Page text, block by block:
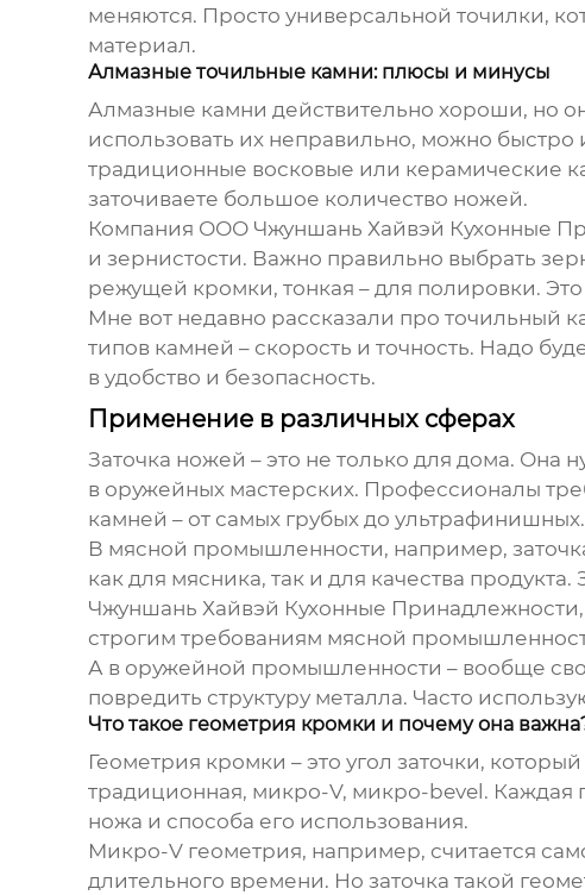
меняются. Просто универсальной точилки,
материал.
Алмазные точильные камни: плюсы и минусы
Алмазные камни действительно хороши, но
использовать их неправильно, можно
традиционные восковые или керамические
заточиваете большое количество ножей.
Компания ООО Чжуншань Хайвэй Кухонные
и зернистости. Важно правильно выбрать
режущей кромки, тонкая – для полировки.
Мне вот недавно рассказали про точильный
типов камней – скорость и точность. Надо
в удобство и безопасность.
Применение в различных сферах
Заточка ножей – это не только для дома. Она
в оружейных мастерских. Профессионалы
камней – от самых грубых до ультрафинишных.
В мясной промышленности, например,
как для мясника, так и для качества
Чжуншань Хайвэй Кухонные Принадлежности,
строгим требованиям мясной
А в оружейной промышленности – вообще
повредить структуру металла. Часто
Что такое геометрия кромки и почему она
Геометрия кромки – это угол заточки,
традиционная, микро-V, микро-bevel. Каждая
ножа и способа его использования.
Микро-V геометрия, например, считается
длительного времени. Но заточка такой